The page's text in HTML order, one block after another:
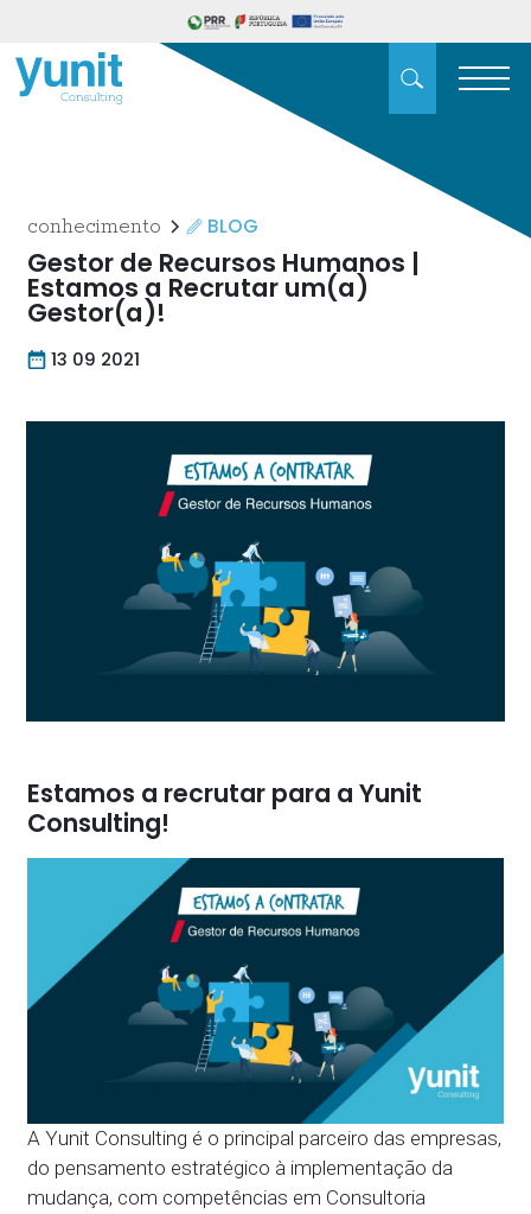
conhecimento BLOG
Gestor de Recursos Humanos |
Estamos a Recrutar um(a)
Gestor(a)!
13 09 2021
Estamos a recrutar para a Yunit
Consulting!
A Yunit Consulting é o principal parceiro das empresas,
do pensamento estratégico à implementação da
mudança, com competências em Consultoria